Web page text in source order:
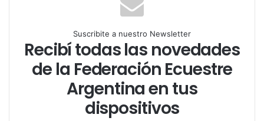
Suscribite a nuestro Newsletter
Recibí todas las novedades
de la Federación Ecuestre
Argentina en tus
dispositivos